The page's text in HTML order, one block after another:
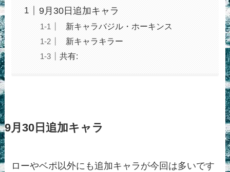
9月30日追加キャラ
新キャラバジル・ホーキンス
新キャラキラー
共有:
9月30日追加キャラ
ローやベポ以外にも追加キャラが今回は多いです